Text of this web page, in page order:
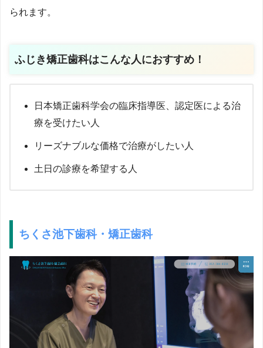
られます。
ふじき矯正歯科はこんな人におすすめ！
日本矯正歯科学会の臨床指導医、認定医による治
療を受けたい人
リーズナブルな価格で治療がしたい人
土日の診療を希望する人
ちくさ池下歯科・矯正歯科